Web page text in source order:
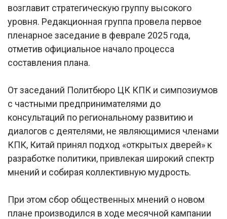
возглавит стратегическую группу высокого
уровня. Редакционная группа провела первое
пленарное заседание в феврале 2025 года,
отметив официальное начало процесса
составления плана.
От заседаний Политбюро ЦК КПК и симпозиумов
с частными предпринимателями до
консультаций по региональному развитию и
диалогов с деятелями, не являющимися членами
КПК, Китай принял подход «открытых дверей» к
разработке политики, привлекая широкий спектр
мнений и собирая коллективную мудрость.
При этом сбор общественных мнений о новом
плане производился в ходе месячной кампании